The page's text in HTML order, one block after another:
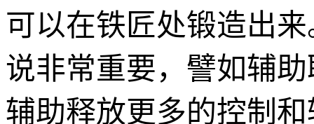
可以在铁匠处锻造出
说非常重要，譬如辅
辅助释放更多的控制